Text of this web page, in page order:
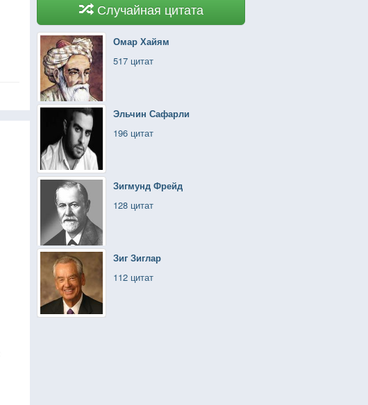
Случайная цитата
Омар Хайям
517 цитат
Эльчин Сафарли
196 цитат
Зигмунд Фрейд
128 цитат
Зиг Зиглар
112 цитат